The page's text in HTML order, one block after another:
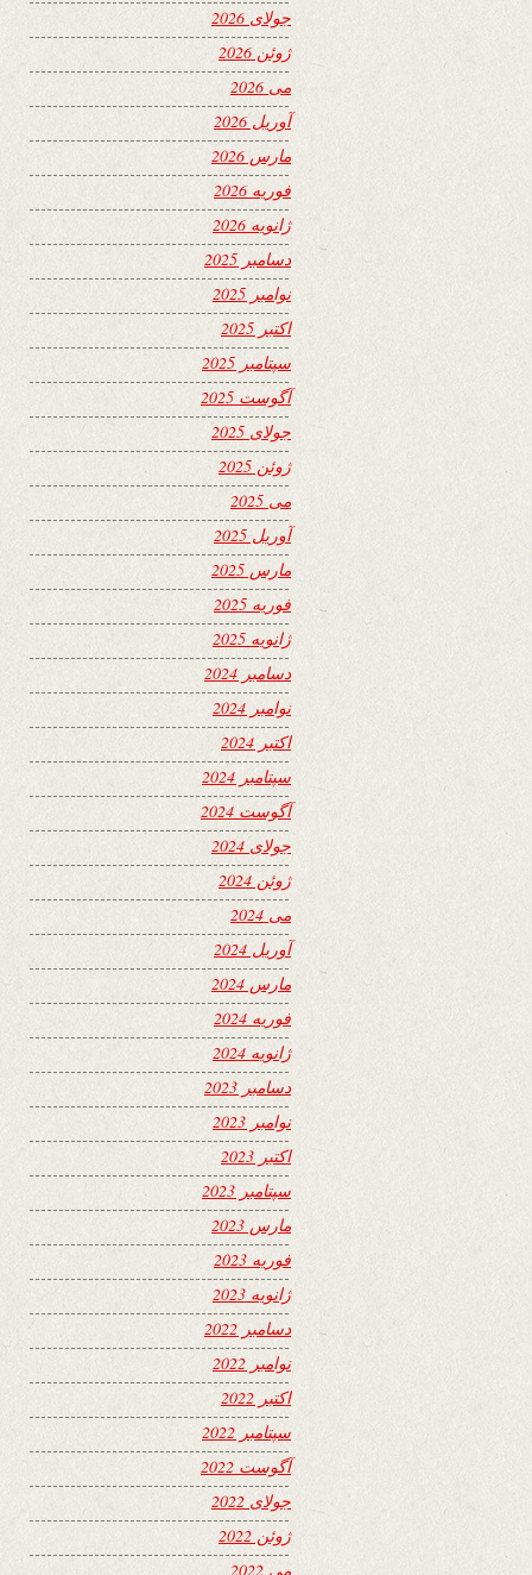
جولای 2026
ژوئن 2026
می 2026
آوریل 2026
مارس 2026
فوریه 2026
ژانویه 2026
دسامبر 2025
نوامبر 2025
اکتبر 2025
سپتامبر 2025
آگوست 2025
جولای 2025
ژوئن 2025
می 2025
آوریل 2025
مارس 2025
فوریه 2025
ژانویه 2025
دسامبر 2024
نوامبر 2024
اکتبر 2024
سپتامبر 2024
آگوست 2024
جولای 2024
ژوئن 2024
می 2024
آوریل 2024
مارس 2024
فوریه 2024
ژانویه 2024
دسامبر 2023
نوامبر 2023
اکتبر 2023
سپتامبر 2023
مارس 2023
فوریه 2023
ژانویه 2023
دسامبر 2022
نوامبر 2022
اکتبر 2022
سپتامبر 2022
آگوست 2022
جولای 2022
ژوئن 2022
می 2022